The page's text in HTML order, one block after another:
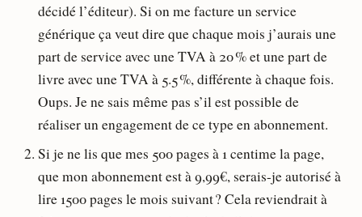
décidé l’éditeur). Si on me facture un service
générique ça veut dire que chaque mois j’aurais une
part de service avec une TVA à 20 % et une part de
livre avec une TVA à 5.5 %, différente à chaque fois.
Oups. Je ne sais même pas s’il est possible de
réaliser un engagement de ce type en abonnement.
Si je ne lis que mes 500 pages à 1 centime la page,
que mon abonnement est à 9,99€, serais-je autorisé à
lire 1500 pages le mois suivant ? Cela reviendrait à